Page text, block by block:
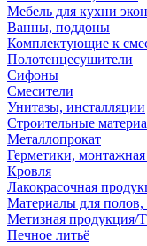
Мебель для кухни
Ванны, поддоны
Комплектующие к
Полотенцесушители
Сифоны
Смесители
Унитазы, инсталляции
Строительные
Металлопрокат
Герметики,
Кровля
Лакокрасочная
Материалы для полов,
Метизная продукция/
Печное литьё